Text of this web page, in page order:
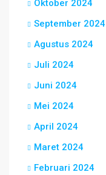
Oktober 2024
September 2024
Agustus 2024
Juli 2024
Juni 2024
Mei 2024
April 2024
Maret 2024
Februari 2024